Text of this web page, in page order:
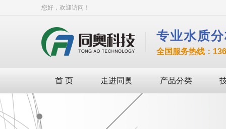
您好，欢迎访问！
专业水质
全国服务热线：
首 页 走进同奥 产品分类